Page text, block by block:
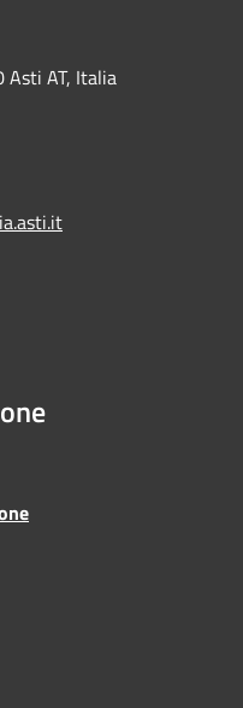
AT, Italia